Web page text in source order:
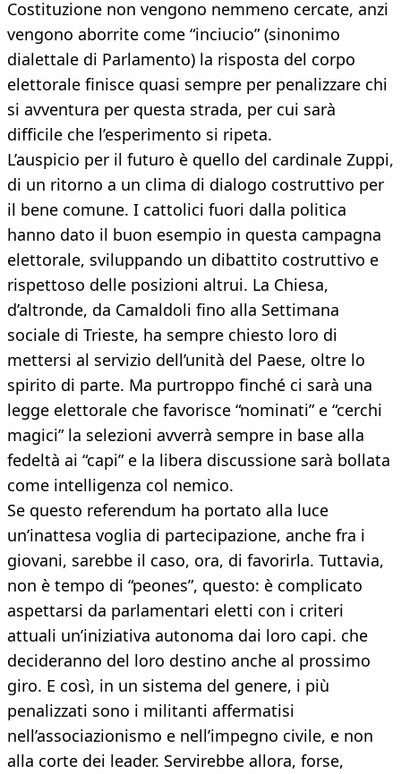
Costituzione non vengono nemmeno cercate, anzi
vengono aborrite come “inciucio” (sinonimo
dialettale di Parlamento) la risposta del corpo
elettorale finisce quasi sempre per penalizzare chi
si avventura per questa strada, per cui sarà
difficile che l’esperimento si ripeta.
L’auspicio per il futuro è quello del cardinale Zuppi,
di un ritorno a un clima di dialogo costruttivo per
il bene comune. I cattolici fuori dalla politica
hanno dato il buon esempio in questa campagna
elettorale, sviluppando un dibattito costruttivo e
rispettoso delle posizioni altrui. La Chiesa,
d’altronde, da Camaldoli fino alla Settimana
sociale di Trieste, ha sempre chiesto loro di
mettersi al servizio dell’unità del Paese, oltre lo
spirito di parte. Ma purtroppo finché ci sarà una
legge elettorale che favorisce “nominati” e “cerchi
magici” la selezioni avverrà sempre in base alla
fedeltà ai “capi” e la libera discussione sarà bollata
come intelligenza col nemico.
Se questo referendum ha portato alla luce
un’inattesa voglia di partecipazione, anche fra i
giovani, sarebbe il caso, ora, di favorirla. Tuttavia,
non è tempo di “peones”, questo: è complicato
aspettarsi da parlamentari eletti con i criteri
attuali un’iniziativa autonoma dai loro capi. che
decideranno del loro destino anche al prossimo
giro. E così, in un sistema del genere, i più
penalizzati sono i militanti affermatisi
nell’associazionismo e nell’impegno civile, e non
alla corte dei leader. Servirebbe allora, forse,